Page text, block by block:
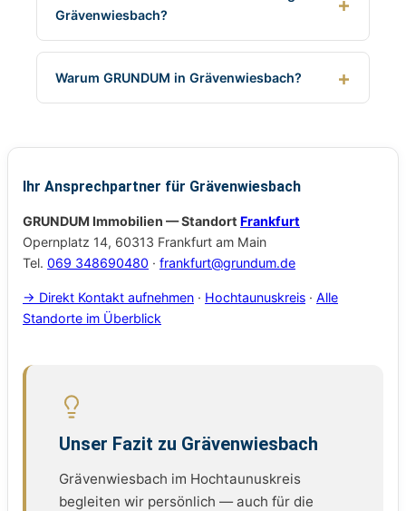
Grävenwiesbach?
Warum GRUNDUM in Grävenwiesbach?
Ihr Ansprechpartner für Grävenwiesbach
GRUNDUM Immobilien — Standort Frankfurt
Opernplatz 14, 60313 Frankfurt am Main
Tel. 069 348690480 · frankfurt@grundum.de
→ Direkt Kontakt aufnehmen · Hochtaunuskreis · Alle
Standorte im Überblick
Unser Fazit zu Grävenwiesbach
Grävenwiesbach im Hochtaunuskreis
begleiten wir persönlich — auch für die